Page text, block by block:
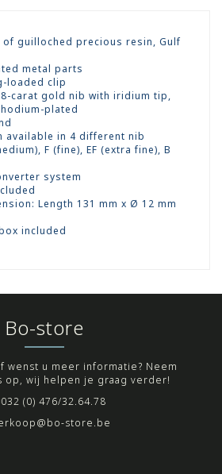
of guilloched precious resin, Gulf
metal parts
loaded clip
carat gold nib with iridium tip,
plated
available in 4 different nib
F (fine), EF (extra fine), B
system
Length 131 mm x Ø 12 mm
included
Bo-store
wenst u meer informatie? Neem
op, wij helpen je graag verder!
(0) 476/32.64.78
store.be